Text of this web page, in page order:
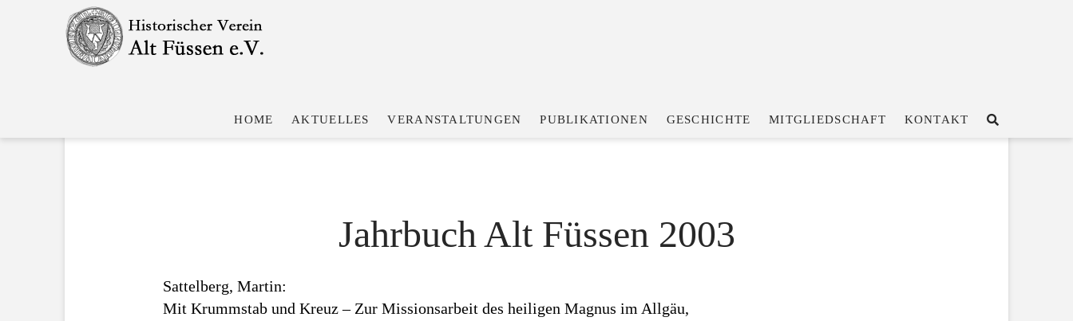
HOME AKTUELLES VERANSTALTUNGEN PUBLIKATIONEN GESCHICHTE MITGLIEDSCHAFT KONTAKT
Jahrbuch Alt Füssen 2003
Sattelberg, Martin:
Mit Krummstab und Kreuz – Zur Missionsarbeit des heiligen Magnus im Allgäu,